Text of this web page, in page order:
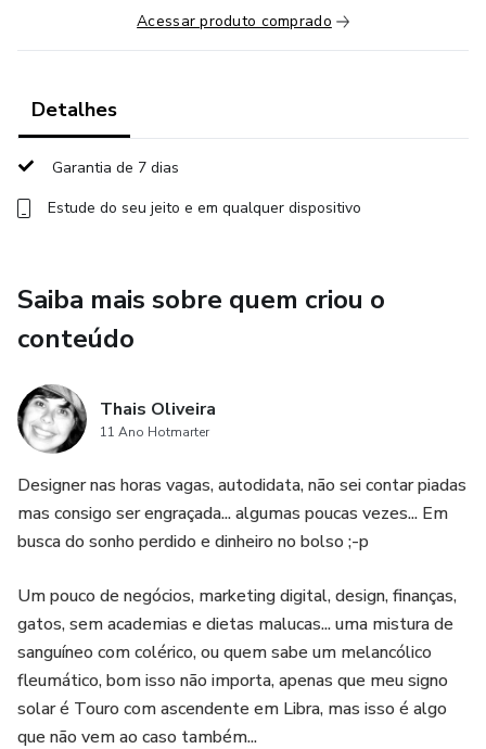
E muito mais! Tenho certeza que com esse Planner de
suas informações reunidas de forma prática, simples e
automatizada.
Acessar produto comprado
Detalhes
Garantia de 7 dias
Estude do seu jeito e em qualquer dispositivo
Saiba mais sobre quem criou o
conteúdo
Thais Oliveira
11 Ano Hotmarter
Designer nas horas vagas, autodidata, não sei contar piadas
mas consigo ser engraçada... algumas poucas vezes... Em
busca do sonho perdido e dinheiro no bolso ;-p
Um pouco de negócios, marketing digital, design, finanças,
gatos, sem academias e dietas malucas... uma mistura de
sanguíneo com colérico, ou quem sabe um melancólico
fleumático, bom isso não importa, apenas que meu signo
solar é Touro com ascendente em Libra, mas isso é algo
que não vem ao caso também...